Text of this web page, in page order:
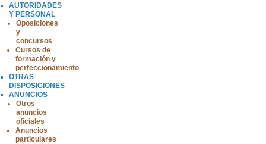
AUTORIDADES
Y PERSONAL
Oposiciones
y
concursos
Cursos de
formación y
perfeccionamiento
OTRAS
DISPOSICIONES
ANUNCIOS
Otros
anuncios
oficiales
Anuncios
particulares